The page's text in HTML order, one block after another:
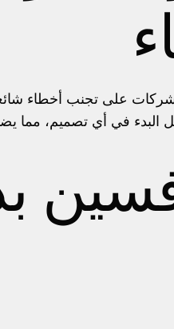
على تجنب أخطاء
البدء في أي تصميم، مما